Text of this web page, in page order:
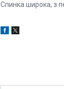
Спинка широка, з